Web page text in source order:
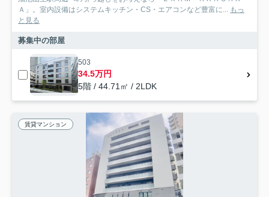
Ａ」。室内設備はシステムキッチン・CS・エアコンなど豊富に... もっ
と見る
募集中の部屋
503
34.5万円
5階 / 44.71㎡ / 2LDK
賃貸マンション